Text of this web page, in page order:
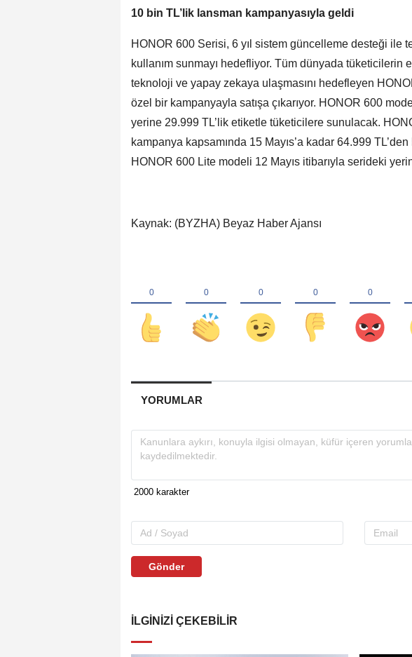
10 bin TL’lik lansman kampanyasıyla geldi
HONOR 600 Serisi, 6 yıl sistem güncelleme desteği ile
kullanım sunmayı hedefliyor. Tüm dünyada tüketicilerin
teknoloji ve yapay zekaya ulaşmasını hedefleyen
özel bir kampanyayla satışa çıkarıyor. HONOR 600
yerine 29.999 TL’lik etiketle tüketicilere sunulacak.
kampanya kapsamında 15 Mayıs’a kadar 64.999
HONOR 600 Lite modeli 12 Mayıs itibarıyla serideki
Kaynak: (BYZHA) Beyaz Haber Ajansı
YORUMLAR
Gönder
İLGINIZI ÇEKEBILIR